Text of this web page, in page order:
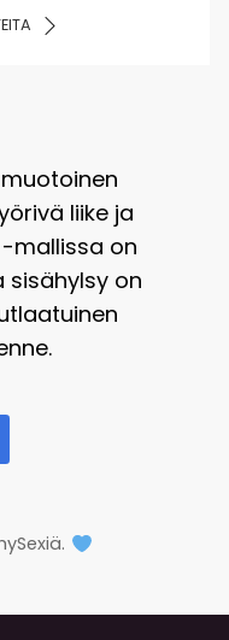
liike ja
-mallissa on
sisähylsy on